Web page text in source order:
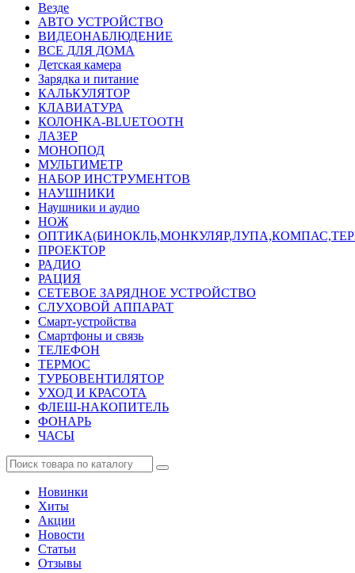
Везде
АВТО УСТРОЙСТВО
ВИДЕОНАБЛЮДЕНИЕ
ВСЕ ДЛЯ ДОМА
Детская камера
Зарядка и питание
КАЛЬКУЛЯТОР
КЛАВИАТУРА
КОЛОНКА-BLUETOOTH
ЛАЗЕР
МОНОПОД
МУЛЬТИМЕТР
НАБОР ИНСТРУМЕНТОВ
НАУШНИКИ
Наушники и аудио
НОЖ
ПРОЕКТОР
РАДИО
РАЦИЯ
СЕТЕВОЕ ЗАРЯДНОЕ УСТРОЙСТВО
СЛУХОВОЙ АППАРАТ
Смарт-устройства
Смартфоны и связь
ТЕЛЕФОН
ТЕРМОС
ТУРБОВЕНТИЛЯТОР
УХОД И КРАСОТА
ФЛЕШ-НАКОПИТЕЛЬ
ФОНАРЬ
ЧАСЫ
Новинки
Хиты
Акции
Новости
Статьи
Отзывы